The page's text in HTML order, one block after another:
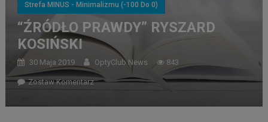
Strefa MINUS - Minimalizmu (-100 Do 0)
“ŹRÓDŁO PRAWDY” RYSZARD
KOSIŃSKI
30 Maja 2019 OptyClub News 843
Zostaw Komentarz